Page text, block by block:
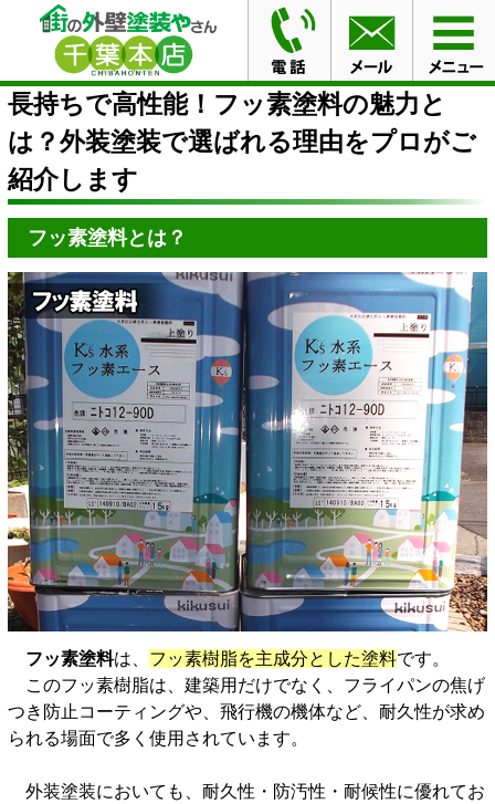
HOME ブログ
長持ちで高性能！フッ素塗料の魅力と
は？外装塗装で選ばれる理由をプロがご紹介します
長持ちで高性能！フッ素塗料の魅力と
は？外装塗装で選ばれる理由をプロがご
紹介します
フッ素塗料とは？
フッ素塗料は、 フッ素樹脂を主成分とした塗料です。
このフッ素樹脂は、建築用だけでなく、フライパンの焦げ
つき防止コーティングや、飛行機の機体など、耐久性が求め
られる場面で多く使用されています。
外装塗装においても、耐久性・防汚性・耐候性に優れてお